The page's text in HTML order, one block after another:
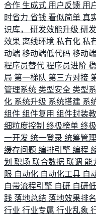
合作 生成式 用户反馈 用
时省力 省钱 看似简单 真
识库， 研发效能升级 研
效果 离线环境 私有化 私
动端 移动端低代码 移动
程序员替代 程序员进阶
局 第一梯队 第三方对接
管理系统 类型安全 类型
化 系统升级 系统搭建 系
组件 组件复用 组件封装
细粒度控制 终极榜单 终
一开发 统一登录 统筹管理
缓存问题 编排引擎 编程
划 职场 联合数据 联调 能
限 自动化 自动化工具 自
自带流程引擎 自研 自研
践 落地总结 落地效果排名
行业 行业专属 行业乱象